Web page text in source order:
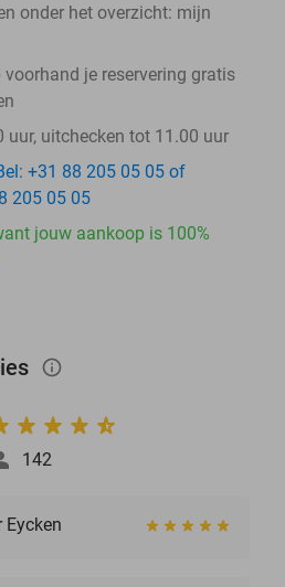
onder het overzicht: mijn
je reservering gratis
uur, uitchecken tot 11.00 uur
+31 88 205 05 05 of
205 05 05
jouw aankoop is 100%
info_outlined
142
Eycken